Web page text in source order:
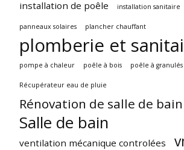
installation de poêle installation sanitaire
panneaux solaires plancher chauffant
plomberie et
pompe à chaleur poêle à bois poêle à granulés
Récupérateur eau de pluie
Rénovation de salle de bain
Salle de bain
ventilation mécanique controlées